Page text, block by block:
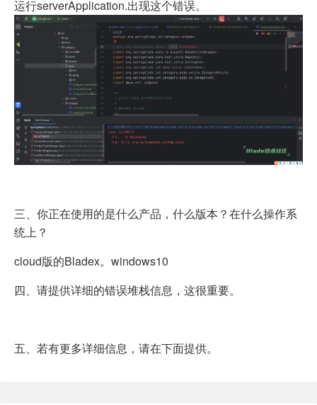
运行serverApplication.出现这个错误。
三、你正在使用的是什么产品，什么版本？在什么操作系
统上？
cloud版的Bladex。windows10
四、请提供详细的错误堆栈信息，这很重要。
五、若有更多详细信息，请在下面提供。